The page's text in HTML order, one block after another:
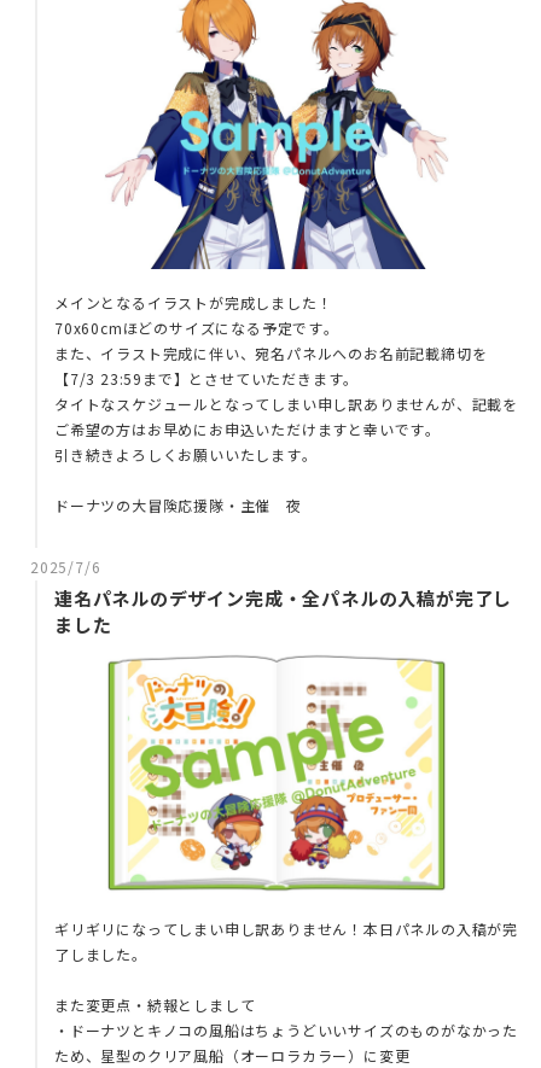
メインとなるイラストが完成しました！
70x60cmほどのサイズになる予定です。
また、イラスト完成に伴い、宛名パネルへのお名前記載締切を
【7/3 23:59まで】とさせていただきます。
タイトなスケジュールとなってしまい申し訳ありませんが、記載を
ご希望の方はお早めにお申込いただけますと幸いです。
引き続きよろしくお願いいたします。
ドーナツの大冒険応援隊・主催 夜
2025/7/6
連名パネルのデザイン完成・全パネルの入稿が完了し
ました
ギリギリになってしまい申し訳ありません！本日パネルの入稿が完
了しました。
また変更点・続報としまして
・ドーナツとキノコの風船はちょうどいいサイズのものがなかった
ため、星型のクリア風船（オーロラカラー）に変更